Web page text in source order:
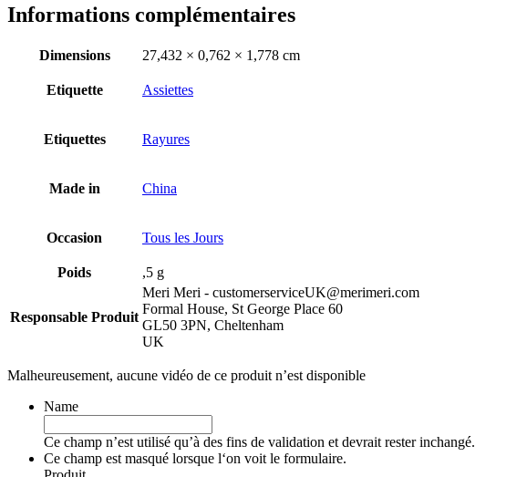
Informations complémentaires
Dimensions 27,432 × 0,762 × 1,778 cm
Etiquette Assiettes
Etiquettes Rayures
Made in China
Occasion Tous les Jours
Poids ,5 g
Responsable Produit
Meri Meri - customerserviceUK@merimeri.com
Formal House, St George Place 60
GL50 3PN, Cheltenham
UK
Malheureusement, aucune vidéo de ce produit n’est disponible
Name
Ce champ n’est utilisé qu’à des fins de validation et devrait rester inchangé.
Ce champ est masqué lorsque l‘on voit le formulaire.